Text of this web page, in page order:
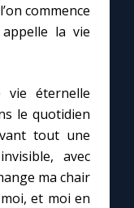
commence
la vie
vie éternelle
le quotidien
tout une
avec
ma chair
et moi en